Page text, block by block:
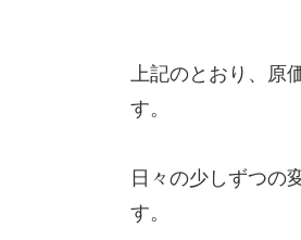
上記のとおり、原
す。
日々の少しずつの
す。